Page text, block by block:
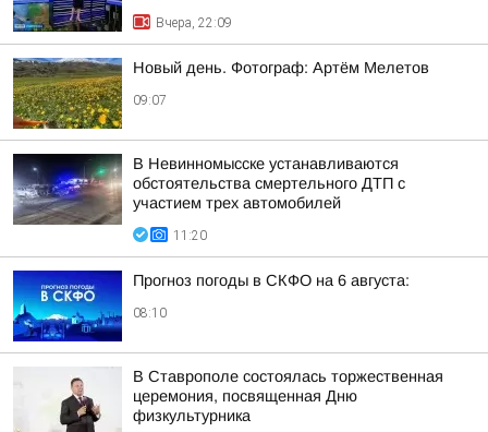
Вчера, 22:09
Новый день. Фотограф: Артём Мелетов
09:07
В Невинномысске устанавливаются
обстоятельства смертельного ДТП с
участием трех автомобилей
11:20
Прогноз погоды в СКФО на 6 августа:
08:10
В Ставрополе состоялась торжественная
церемония, посвященная Дню
физкультурника